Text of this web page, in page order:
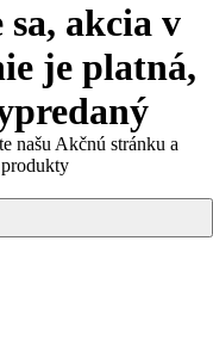
akcia v
je platná,
našu Akčnú stránku a